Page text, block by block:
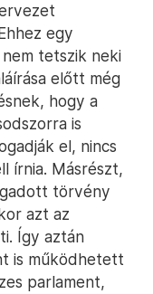
egy
tetszik neki
előtt még
hogy a
is
el, nincs
írnia. Másrészt,
törvény
azt az
Így aztán
is működhetett
parlament,